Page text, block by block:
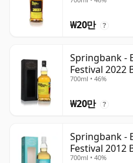
₩20만 ?
Springbank -
Festival 2022
700ml • 46%
₩20만 ?
Springbank -
Festival 2012
700ml • 40%